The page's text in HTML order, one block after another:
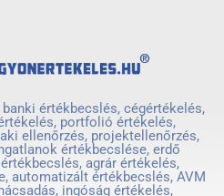
értékbecslés, cégértékelés,
portfolió értékelés,
ellenőrzés, projektellenőrzés,
értékbecslése, erdő
agrár értékelés,
automatizált értékbecslés, AVM
ingóság értékelés,